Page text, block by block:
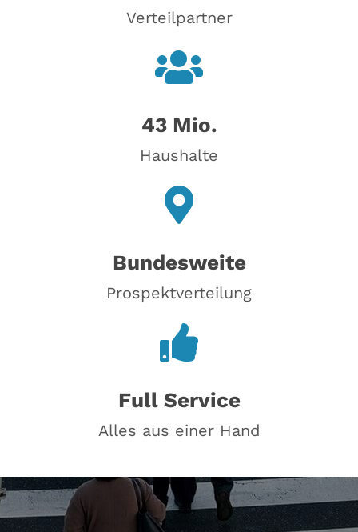
Verteilpartner
43 Mio.
Haushalte
Bundesweite
Prospektverteilung
Full Service
Alles aus einer Hand